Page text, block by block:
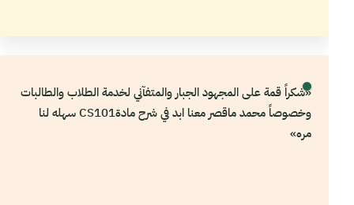
«شكراً قمة على المجهود الجبار والمتفآني لخدمة الطلاب والطالبات
وخصوصاً محمد ماقصر معنا ابد في شرح مادةCS101 سهله لنا
مره»